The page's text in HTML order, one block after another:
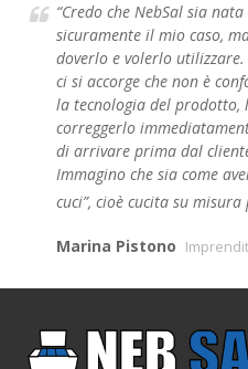
“Credo che NebSal sia
sicuramente il mio caso,
doverlo e volerlo
ci si accorge che non è
la tecnologia del
correggerlo
di arrivare prima dal
Immagino che sia come
cuci”, cioè cucita su misura
Marina Pistono